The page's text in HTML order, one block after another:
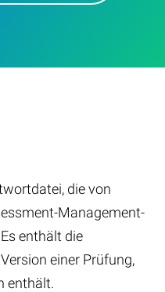
die von
Management-
enthält die
einer Prüfung,
enthält.